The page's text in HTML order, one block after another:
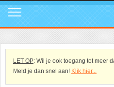
LET OP: Wil je ook toegang tot meer
Meld je dan snel aan! Klik hier...
Mavo
Mavo4: Hoofdstuk 1: Statistiek
Calculators
Geogebra
1. ABC Formule
2. Cosinusregel
In de media
Instagram
Mail ons
Promo video
Instagram
Tik Tok